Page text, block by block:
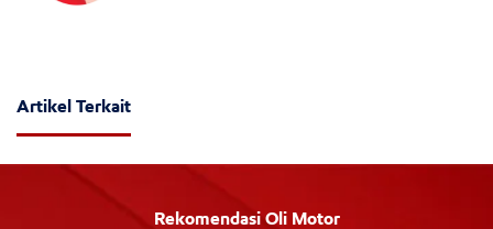
Artikel Terkait
Rekomendasi Oli Motor